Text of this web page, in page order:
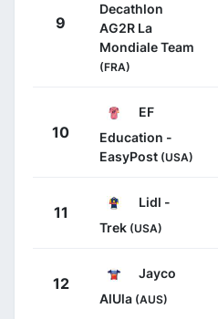
9
Decathlon
AG2R La
Mondiale Team
(FRA)
10
EF
Education -
EasyPost (USA)
11
Lidl -
Trek (USA)
12
Jayco
AlUla (AUS)